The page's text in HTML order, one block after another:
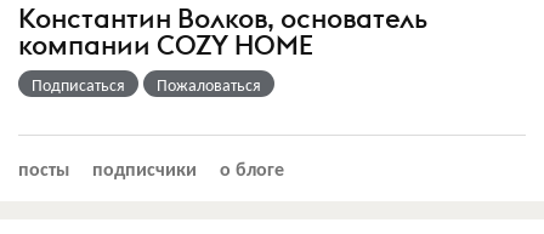
Константин Волков, основатель
компании COZY HOME
Подписаться Пожаловаться
посты подписчики о блоге